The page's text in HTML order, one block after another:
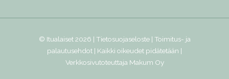
© Itualaiset 2026 | Tietosuojaseloste| Toimitus- ja
palautusehdot | Kaikki oikeudet pidätetään |
Verkkosivutoteuttaja Makum Oy